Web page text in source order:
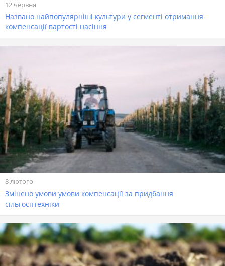
12 червня
Названо найпопулярніші культури у сегменті отримання
компенсації вартості насіння
8 лютого
Змінено умови умови компенсації за придбання
сільгосптехніки